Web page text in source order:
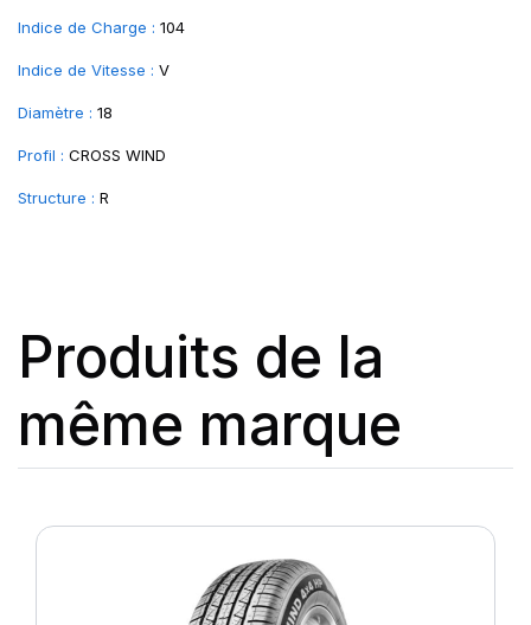
Indice de Charge : 104
Indice de Vitesse : V
Diamètre : 18
Profil : CROSS WIND
Structure : R
Produits de la
même marque